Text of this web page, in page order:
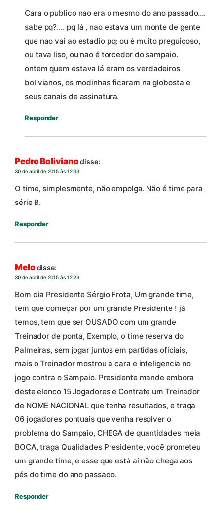
Cara o publico nao era o mesmo do ano passado….
sabe pq?…. pq lá , nao estava um monte de gente
que nao vai ao estadio pq: ou é muito preguiçoso,
ou tava liso, ou nao é torcedor do sampaio.
ontem quem estava lá eram os verdadeiros
bolivianos, os modinhas ficaram na globosta e
seus canais de assinatura.
Responder
Pedro Boliviano disse:
30 de abril de 2015 às 12:33
O time, simplesmente, não empolga. Não é time para
série B.
Responder
Melo disse:
30 de abril de 2015 às 12:23
Bom dia Presidente Sérgio Frota, Um grande time,
tem que começar por um grande Presidente ! já
temos, tem que ser OUSADO com um grande
Treinador de ponta, Exemplo, o time reserva do
Palmeiras, sem jogar juntos em partidas oficiais,
mais o Treinador mostrou a cara e inteligencia no
jogo contra o Sampaio. Presidente mande embora
deste elenco 15 Jogadores e Contrate um Treinador
de NOME NACIONAL que tenha resultados, e traga
06 jogadores pontuais que venha resolver o
problema do Sampaio, CHEGA de quantidades meia
BOCA, traga Qualidades Presidente, você prometeu
um grande time, e esse que está aí não chega aos
pés do time do ano passado.
Responder